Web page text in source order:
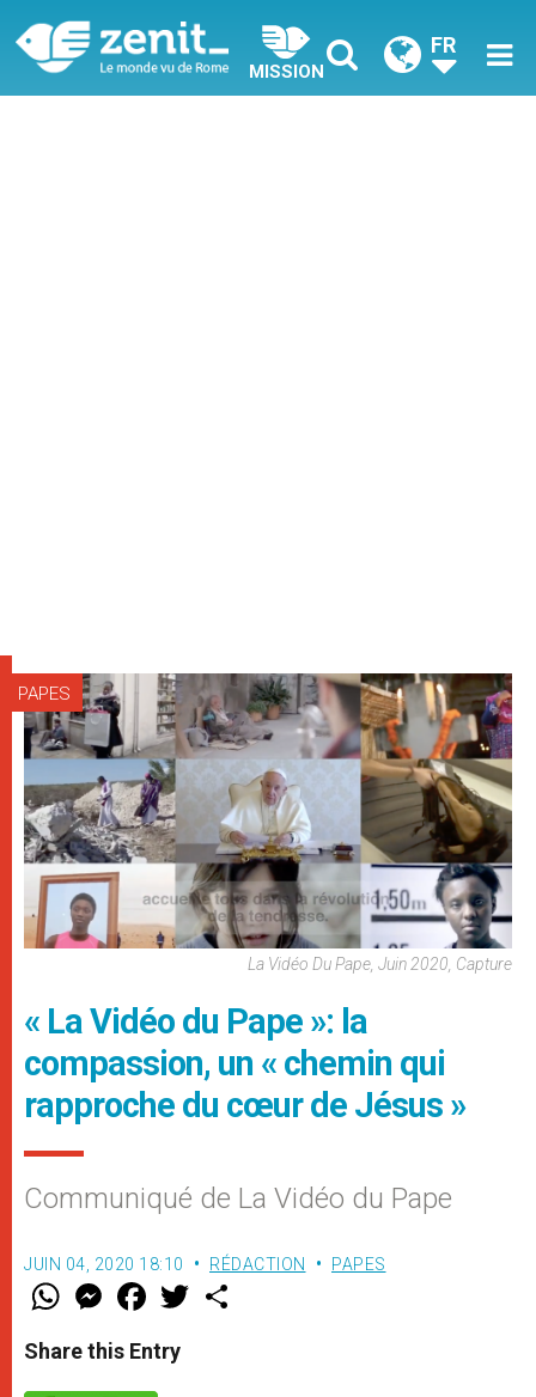
MISSION
FR
PAPES
La Vidéo Du Pape, Juin 2020, Capture
« La Vidéo du Pape »: la
compassion, un « chemin qui
rapproche du cœur de Jésus »
Communiqué de La Vidéo du Pape
JUIN 04, 2020 18:10 RÉDACTION PAPES
W
t
s
M
e
s
e
F
a
e
b
w
Share this Entry